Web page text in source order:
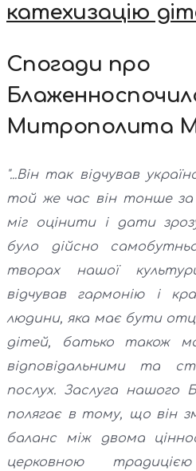
катехизацію
Спогади про
Митрополита
"...Він так відчував
той же час він тонше за
міг оцінити і дати
було дійсно
творах нашої
відчував гармонію і
людини, яка має бути
дітей, батько також
відповідальними та
послух. Заслуга нашого
полягає в тому, що він
баланс між двома
церковною